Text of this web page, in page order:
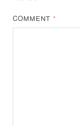
COMMENT*